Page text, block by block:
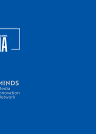
of the Balkan News Agencies